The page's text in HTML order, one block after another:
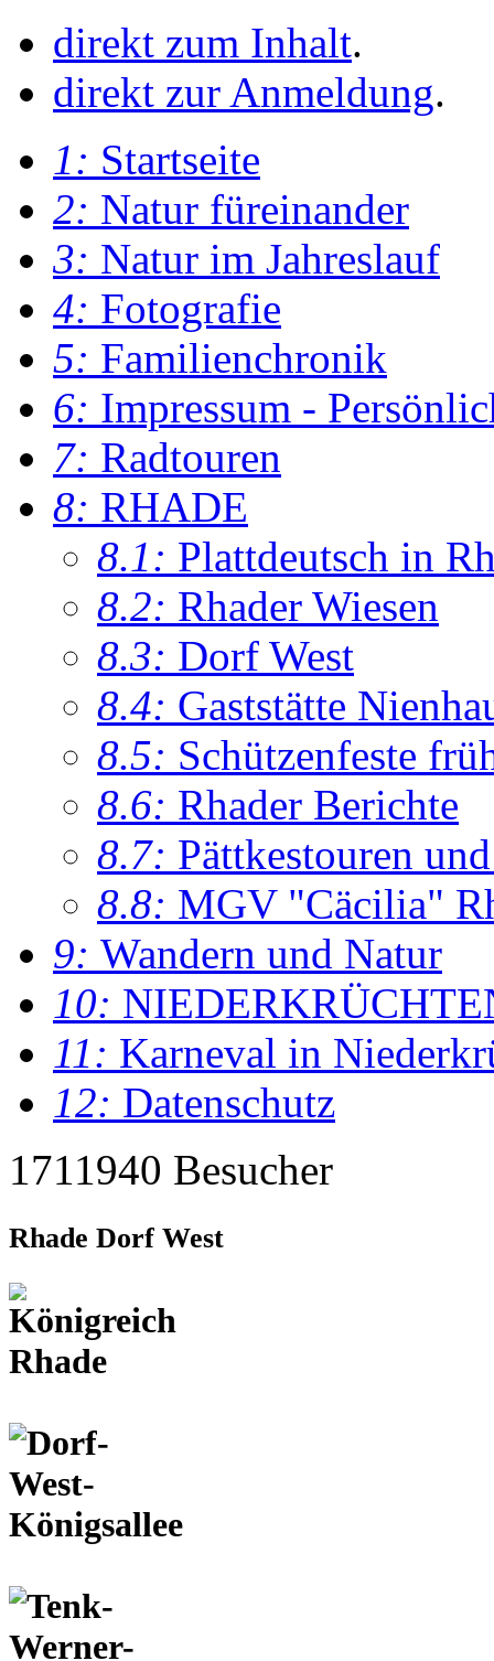
direkt zum Inhalt.
direkt zur Anmeldung.
1: Startseite
2: Natur füreinander
3: Natur im Jahreslauf
4: Fotografie
5: Familienchronik
6: Impressum -
7: Radtouren
8: RHADE
8.1: Plattdeutsch in
8.2: Rhader Wiesen
8.3: Dorf West
8.4: Gaststätte
8.5: Schützenfeste
8.6: Rhader Berichte
8.7: Pättkestouren
8.8: MGV "Cäcilia"
9: Wandern und Natur
10:
11: Karneval in
12: Datenschutz
1711940 Besucher
Rhade Dorf West